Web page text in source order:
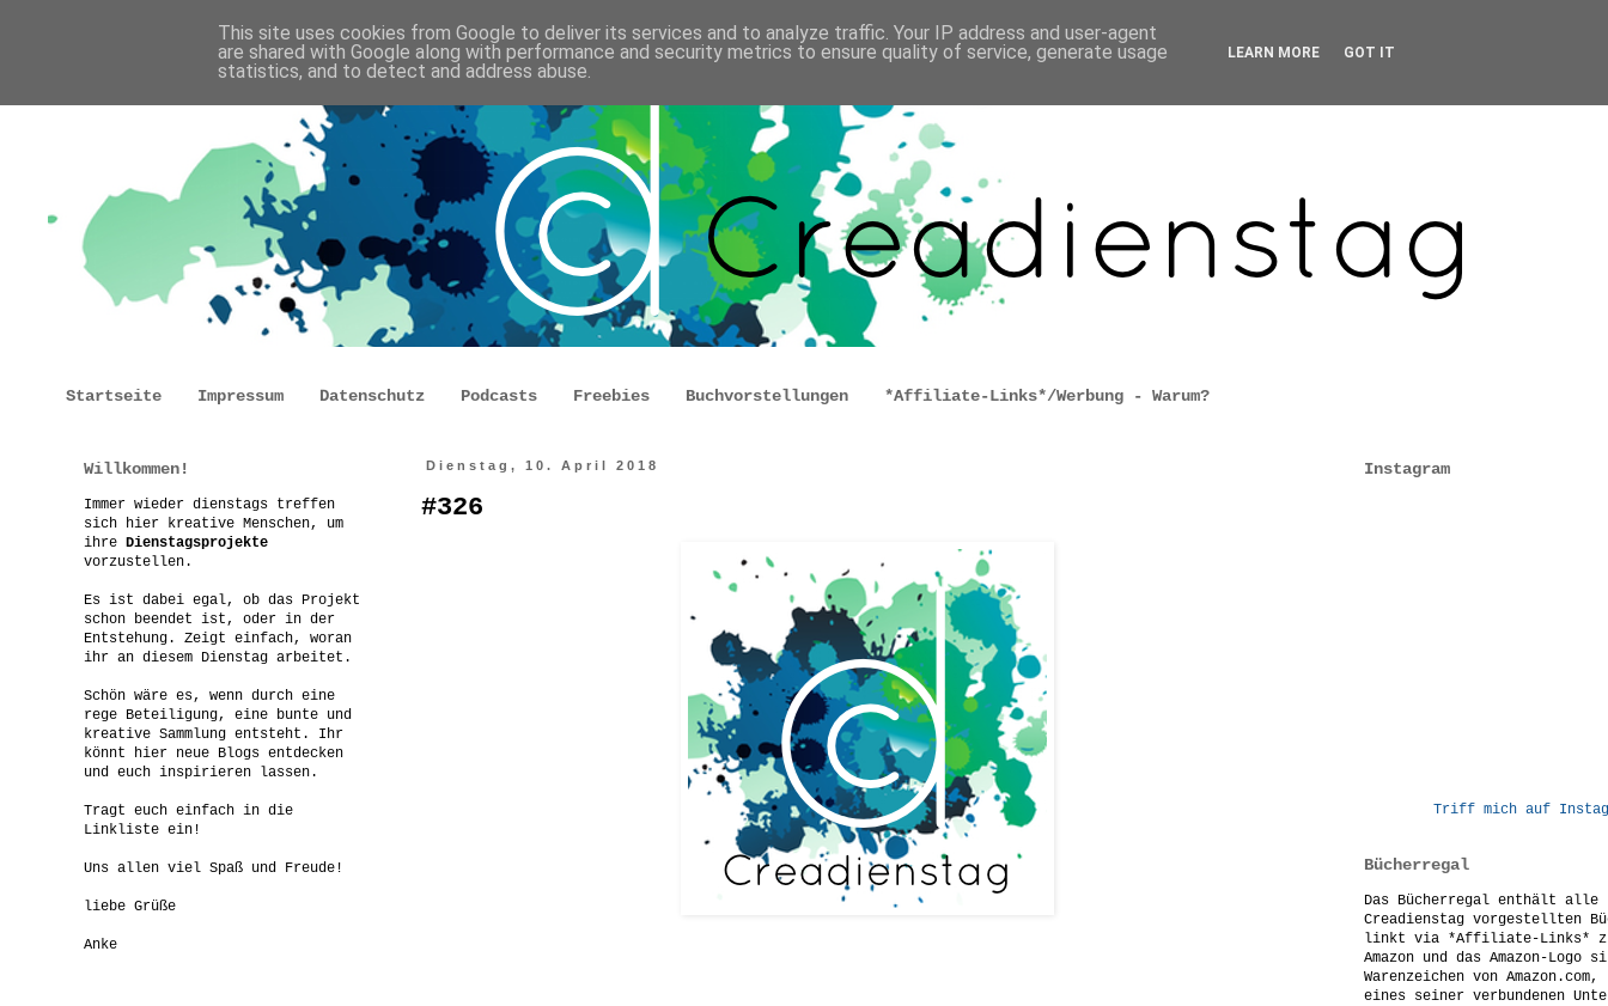
Startseite Impressum Datenschutz Podcasts Freebies Buchvorstellungen *Affiliate-Links*/Werbung - Warum?
Dienstag, 10. April 2018
#326
Willkommen!
Immer wieder dienstags treffen
sich hier kreative Menschen, um
ihre Dienstagsprojekte
vorzustellen.
Es ist dabei egal, ob das Projekt
schon beendet ist, oder in der
Entstehung. Zeigt einfach, woran
ihr an diesem Dienstag arbeitet.
Schön wäre es, wenn durch eine
rege Beteiligung, eine bunte und
kreative Sammlung entsteht. Ihr
könnt hier neue Blogs entdecken
und euch inspirieren lassen.
Tragt euch einfach in die
Linkliste ein!
Uns allen viel Spaß und Freude!
liebe Grüße
Anke
Instagram
Triff mich auf
Bücherregal
Das Bücherregal enthält alle
Creadienstag vorgestellten
linkt via *Affiliate-Links* zu
Amazon und das Amazon-Logo
Warenzeichen von
eines seiner verbundenen
This site uses cookies from Google to deliver its services and to analyze traffic. Your IP address and user-agent
are shared with Google along with performance and security metrics to ensure quality of service, generate usage
statistics, and to detect and address abuse.
LEARN MORE GOT IT